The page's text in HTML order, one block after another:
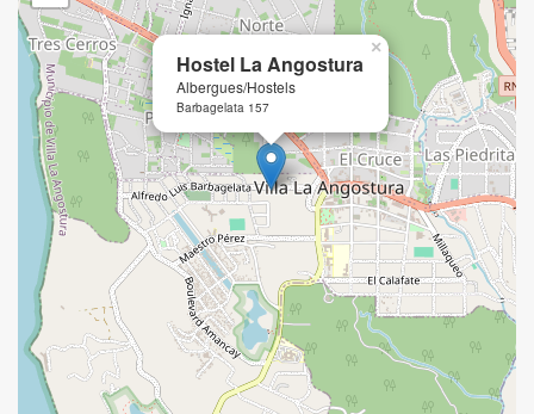
Hostel La Angostura
Albergues/Hostels
Barbagelata 157
×